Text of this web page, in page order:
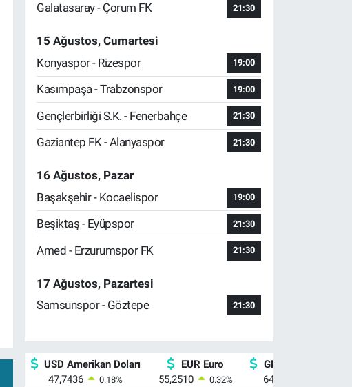
Galatasaray - Çorum FK
21:30
15 Ağustos, Cumartesi
Konyaspor - Rizespor
19:00
Kasımpaşa - Trabzonspor 19:00
Gençlerbirliği S.K. - Fenerbahçe 21:30
Gaziantep FK - Alanyaspor 21:30
16 Ağustos, Pazar
Başakşehir - Kocaelispor
19:00
Beşiktaş - Eyüpspor 21:30
Amed - Erzurumspor FK 21:30
17 Ağustos, Pazartesi
Samsunspor - Göztepe
21:30
USD Amerikan Doları
47,7436
0.18%
EUR Euro
55,2510
0.32%
GBP İngiliz Sterlini
64,4811